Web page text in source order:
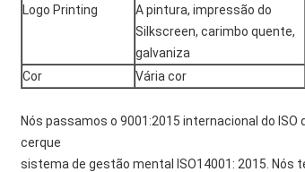
Logo Printing
A pintura, impressão do
Silkscreen, carimbo quente,
galvaniza
Cor Vária cor
Nós passamos o 9001:2015 internacional do
cerque
sistema de gestão mental ISO14001: 2015.